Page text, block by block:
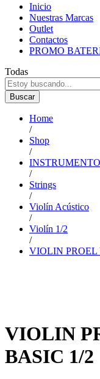
Inicio
Nuestras Marcas
Outlet
Contactos
PROMO
Todas
Buscar
Home
/
Shop
/
/
Strings
/
Violín Acústico
/
Violín 1/2
/
VIOLIN PROEL
VIOLIN
BASIC 1/2